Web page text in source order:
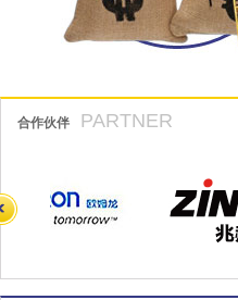
合作伙伴 PARTNER